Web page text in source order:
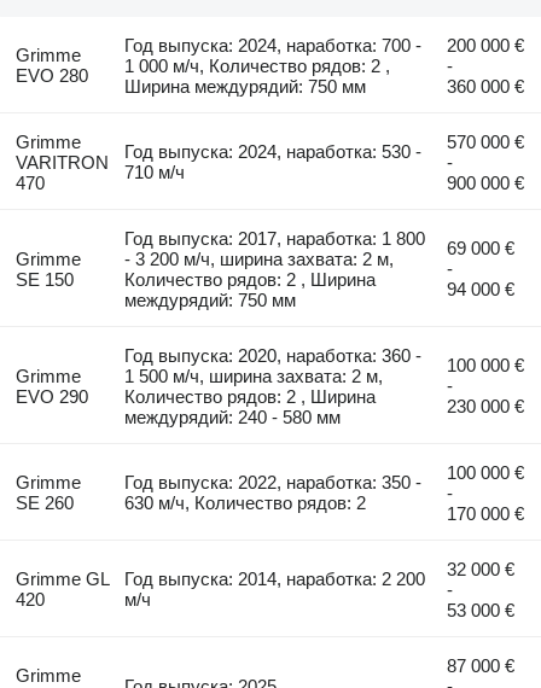
Grimme
EVO 280
Год выпуска: 2024, наработка: 700 -
1 000 м/ч, Количество рядов: 2 ,
Ширина междурядий: 750 мм
200 000 €
-
360 000 €
Grimme
VARITRON
470
Год выпуска: 2024, наработка: 530 -
710 м/ч
570 000 €
-
900 000 €
Grimme
SE 150
Год выпуска: 2017, наработка: 1 800
- 3 200 м/ч, ширина захвата: 2 м,
Количество рядов: 2 , Ширина
междурядий: 750 мм
69 000 €
-
94 000 €
Grimme
EVO 290
Год выпуска: 2020, наработка: 360 -
1 500 м/ч, ширина захвата: 2 м,
Количество рядов: 2 , Ширина
междурядий: 240 - 580 мм
100 000 €
-
230 000 €
Grimme
SE 260
Год выпуска: 2022, наработка: 350 -
630 м/ч, Количество рядов: 2
100 000 €
-
170 000 €
Grimme GL
420
Год выпуска: 2014, наработка: 2 200
м/ч
32 000 €
-
53 000 €
Grimme
87 000 €